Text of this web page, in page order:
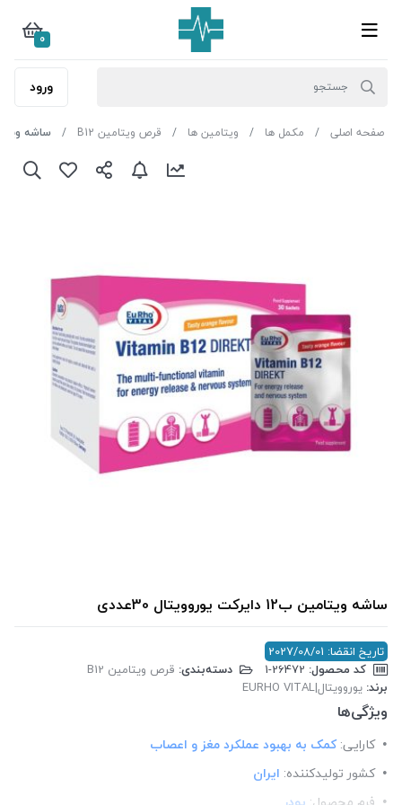
0
ورود
صفحه اصلی مکمل ها ویتامین ها قرص ویتامین B12 ساشه ویتامین ب12 دایرکت
ساشه ویتامین ب12 دایرکت یوروویتال 30عددی
تاریخ انقضا: 2027/08/01
کد محصول:
دسته‌بندی: قرص ویتامین B12
برند: یوروویتال|EURHO VITAL
ویژگی‌ها
کارایی: کمک به بهبود عملکرد مغز و اعصاب
کشور تولید‎کننده:
ایران